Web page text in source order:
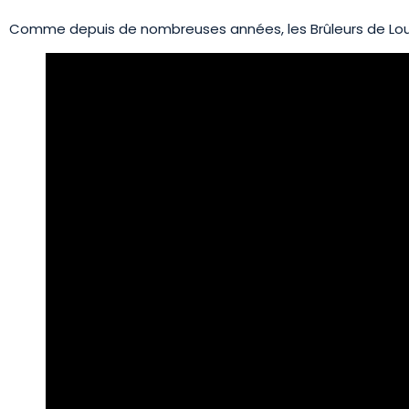
Comme depuis de nombreuses années, les Brûleurs de